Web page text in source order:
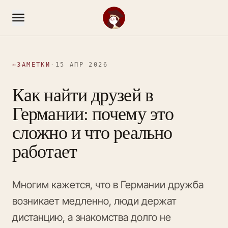
←ЗАМЕТКИ · 15 АПР 2026
Как найти друзей в
Германии: почему это
сложно и что реально
работает
Многим кажется, что в Германии дружба
возникает медленно, люди держат
дистанцию, а знакомства долго не